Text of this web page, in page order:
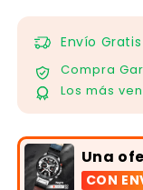
Envío Gratis
Compra
Los más
Una
CON